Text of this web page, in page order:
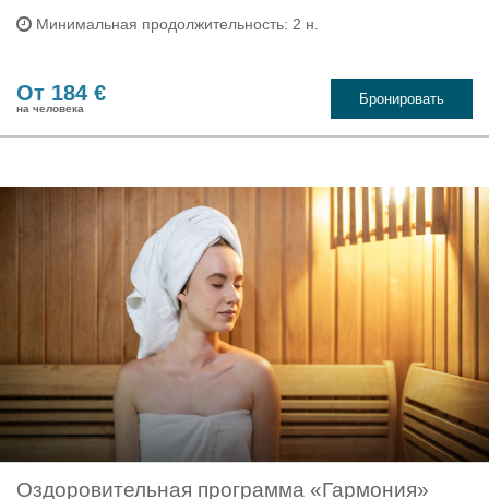
Минимальная продолжительность: 2 н.
От 184 €
на человека
Бронировать
Оздоровительная программа «Гармония»